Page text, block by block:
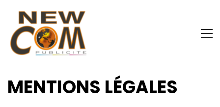
MENTIONS LÉGALES